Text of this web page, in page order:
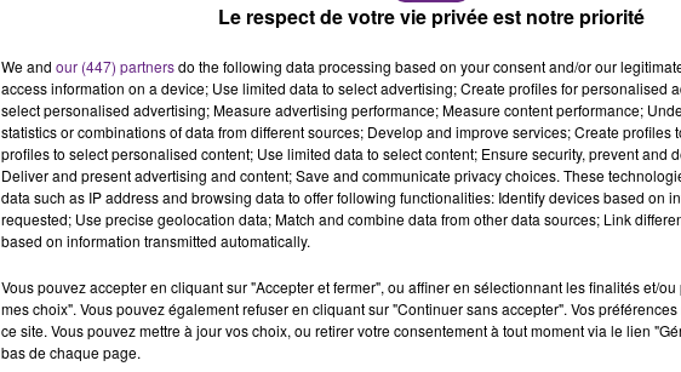
Le respect de votre vie privée est notre priorité
We and our (447) partnersdo the following data processing based on your consent and/or our
access information on a device; Use limited data to select advertising; Create profiles for personalised
select personalised advertising; Measure advertising performance; Measure content performance;
statistics or combinations of data from different sources; Develop and improve services; Create profiles
profiles to select personalised content; Use limited data to select content; Ensure security, prevent and
Deliver and present advertising and content; Save and communicate privacy choices. These
data such as IP address and browsing data to offer following functionalities: Identify devices based on
requested; Use precise geolocation data; Match and combine data from other data sources; Link
based on information transmitted automatically.
Vous pouvez accepter en cliquant sur "Accepter et fermer", ou affiner en sélectionnant les finalités et/
mes choix". Vous pouvez également refuser en cliquant sur "Continuer sans accepter". Vos
ce site. Vous pouvez mettre à jour vos choix, ou retirer votre consentement à tout moment via le lien
bas de chaque page.